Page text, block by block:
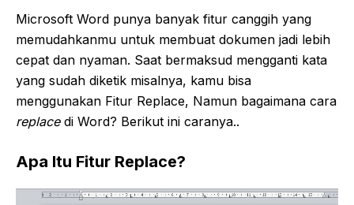
Microsoft Word punya banyak fitur canggih yang
memudahkanmu untuk membuat dokumen jadi lebih
cepat dan nyaman. Saat bermaksud mengganti kata
yang sudah diketik misalnya, kamu bisa
menggunakan Fitur Replace, Namun bagaimana cara
replace di Word? Berikut ini caranya..
Apa Itu Fitur Replace?